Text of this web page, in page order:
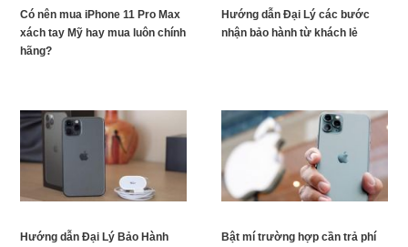
Có nên mua iPhone 11 Pro Max
xách tay Mỹ hay mua luôn chính
hãng?
Hướng dẫn Đại Lý các bước
nhận bảo hành từ khách lẻ
Hướng dẫn Đại Lý Bảo Hành
Bật mí trường hợp cần trả phí